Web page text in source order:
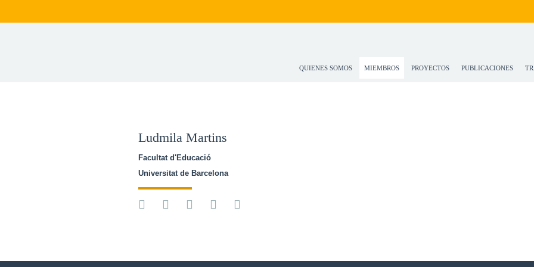
QUIENES SOMOS MIEMBROS PROYECTOS PUBLICACIONES
Ludmila Martins
Facultat d'Educació
Universitat de Barcelona